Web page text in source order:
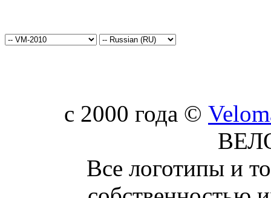
c 2000 года ©
Все логотипы и